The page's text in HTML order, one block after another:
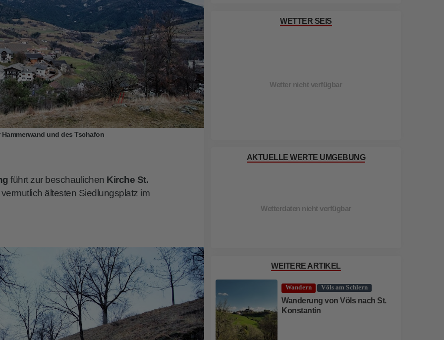
und des Tschafon
führt zur beschaulichen Kirche St.
vermutlich ältesten Siedlungsplatz im
WETTER SEIS
Wetter nicht verfügbar
AKTUELLE WERTE UMGEBUNG
Wetterdaten nicht verfügbar
WEITERE ARTIKEL
Wandern Völs am Schlern
Wanderung von Völs nach St.
Konstantin